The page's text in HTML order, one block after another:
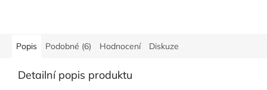
Popis Podobné (6) Hodnocení Diskuze
Detailní popis produktu